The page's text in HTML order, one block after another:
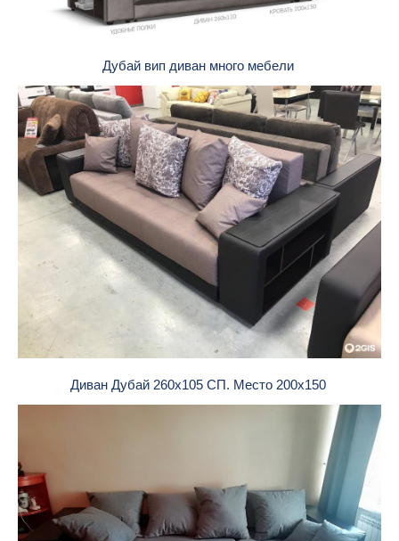
Дубай вип диван много мебели
Диван Дубай 260х105 СП. Место 200х150